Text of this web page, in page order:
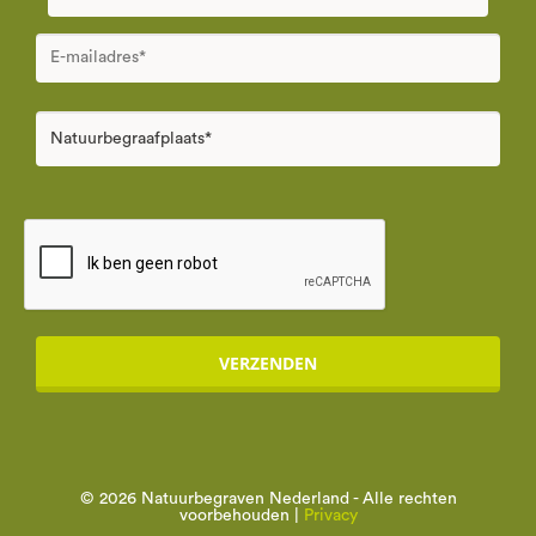
VERZENDEN
© 2026 Natuurbegraven Nederland - Alle rechten
voorbehouden |
Privacy